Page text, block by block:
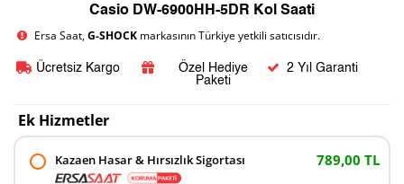
Casio DW-6900HH-5DR Kol Saati
Ersa Saat,G-SHOCK markasının Türkiye yetkili satıcısıdır.
Ücretsiz Kargo
Özel Hediye
Paketi
2 Yıl Garanti
Ek Hizmetler
Kazaen Hasar & Hırsızlık Sigortası 789,00 TL